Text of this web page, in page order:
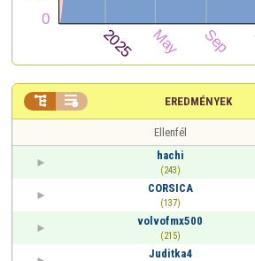
EREDMÉNYEK
 
Ellenfél
hachi
(243)
CORSICA
(137)
volvofmx500
(215)
Juditka4